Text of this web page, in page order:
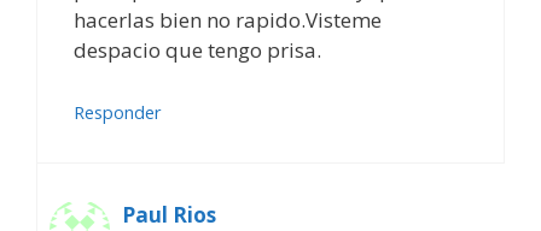
hacerlas bien no rapido.Visteme
despacio que tengo prisa.
Responder
Paul Rios